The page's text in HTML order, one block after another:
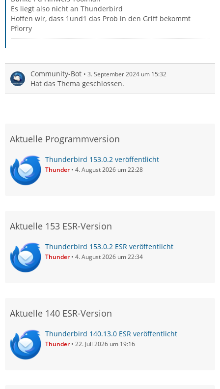
Es liegt also nicht an Thunderbird
Hoffen wir, dass 1und1 das Prob in den Griff bekommt
Pflorry
Community-Bot 3. September 2024 um 15:32
Hat das Thema geschlossen.
Aktuelle Programmversion
Thunderbird 153.0.2 veröffentlicht
Thunder 4. August 2026 um 22:28
Aktuelle 153 ESR-Version
Thunderbird 153.0.2 ESR veröffentlicht
Thunder 4. August 2026 um 22:34
Aktuelle 140 ESR-Version
Thunderbird 140.13.0 ESR veröffentlicht
Thunder 22. Juli 2026 um 19:16